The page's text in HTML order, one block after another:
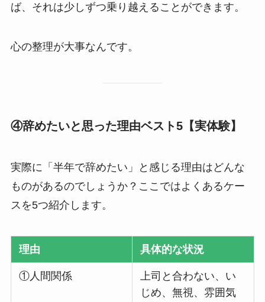
ば、それは少しずつ乗り越えることができます。
心の整理が大事なんです。
④辞めたいと思った理由ベスト5【実体験】
実際に「半年で辞めたい」と感じる理由はどんな
ものがあるのでしょうか？ここではよくあるケー
スを5つ紹介します。
理由 具体的な状況
①人間関係
上司と合わない、い
じめ、無視、雰囲気